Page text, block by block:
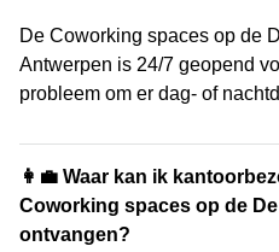
De Coworking spaces op de
Antwerpen is 24/7 geopend
probleem om er dag- of
👩‍💼 Waar kan ik
Coworking spaces op de
ontvangen?